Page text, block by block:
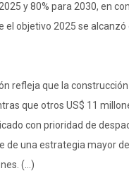
y 80% para 2030, en
el objetivo 2025 se
refleja que la
que otros US$ 11
con prioridad de
de una estrategia mayor
(…)